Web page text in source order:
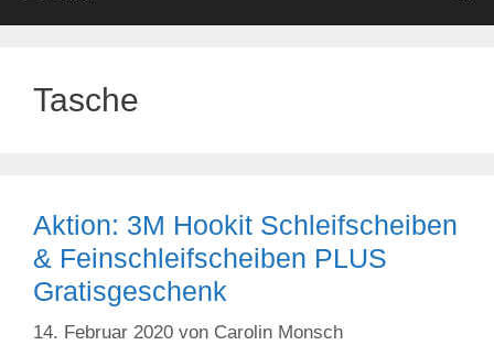
Tasche
Aktion: 3M Hookit Schleifscheiben
& Feinschleifscheiben PLUS
Gratisgeschenk
14. Februar 2020 von Carolin Monsch